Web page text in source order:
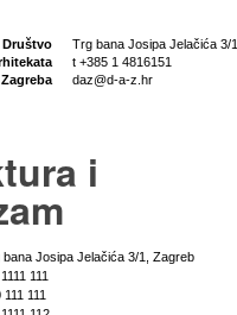
Društvo
Zagreba
Trg bana Josipa Jelačića 3/1
t +385 1 4816151
daz@d-a-z.hr
i
bana Josipa Jelačića 3/1, Zagreb
111
111 111